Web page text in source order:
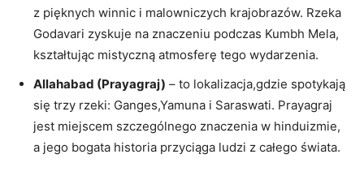
z pięknych winnic i malowniczych krajobrazów. Rzeka
Godavari zyskuje na znaczeniu podczas Kumbh Mela,
kształtując mistyczną atmosferę tego wydarzenia.
Allahabad (Prayagraj) – to lokalizacja,gdzie spotykają
się trzy rzeki: Ganges,Yamuna i Saraswati. Prayagraj
jest miejscem szczególnego znaczenia w hinduizmie,
a jego bogata historia przyciąga ludzi z całego świata.